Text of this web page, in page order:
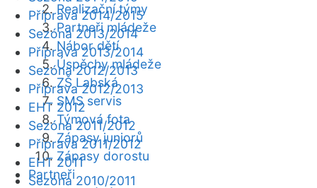
Realizační týmy
Partneři mládeže
Nábor dětí
Úspěchy mládeže
ZŠ Labská
SMS servis
Týmová fota
Zápasy juniorů
Zápasy dorostu
Partneři
Příprava 2014/2015
Sezóna 2013/2014
Příprava 2013/2014
Sezóna 2012/2013
Příprava 2012/2013
EHT 2012
Sezóna 2011/2012
Příprava 2011/2012
EHT 2011
Sezóna 2010/2011